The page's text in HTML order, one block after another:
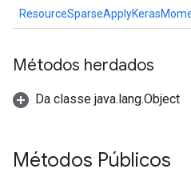
Métodos herdados
Da classe java.lang.Object
Métodos Públicos